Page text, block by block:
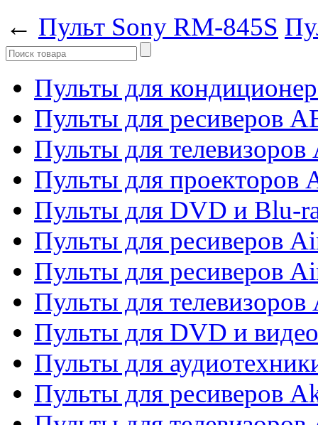
← Пульт Sony RM-845S
Пульты для
Пульты для ресиверов
Пульты для телевизоров
Пульты для проекторов
Пульты для DVD и Blu-
Пульты для ресиверов
Пульты для ресиверов
Пульты для телевизоров
Пульты для DVD и
Пульты для
Пульты для ресиверов